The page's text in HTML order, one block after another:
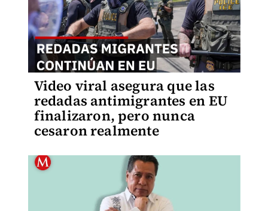
Video viral asegura que las
redadas antimigrantes en EU
finalizaron, pero nunca
cesaron realmente